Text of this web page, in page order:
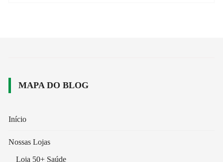
MAPA DO BLOG
Início
Nossas Lojas
Loja 50+ Saúde